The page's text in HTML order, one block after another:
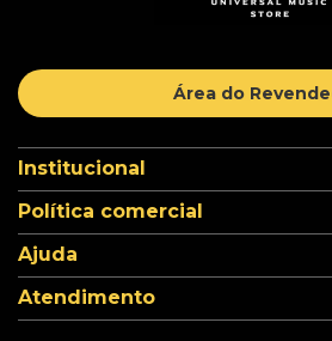
Área do
Institucional
Política comercial
Ajuda
Atendimento